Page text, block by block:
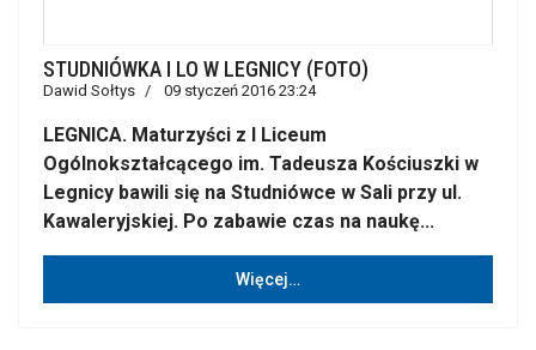
STUDNIÓWKA I LO W LEGNICY (FOTO)
Dawid Sołtys 09 styczeń 2016 23:24
LEGNICA. Maturzyści z I Liceum
Ogólnokształcącego im. Tadeusza Kościuszki w
Legnicy bawili się na Studniówce w Sali przy ul.
Kawaleryjskiej. Po zabawie czas na naukę...
Więcej…